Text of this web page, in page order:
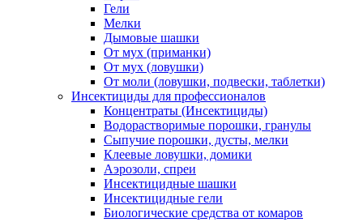
Гели
Мелки
Дымовые шашки
От мух (приманки)
От мух (ловушки)
От моли (ловушки, подвески, таблетки)
Инсектициды для профессионалов
Концентраты (Инсектициды)
Водорастворимые порошки, гранулы
Сыпучие порошки, дусты, мелки
Клеевые ловушки, домики
Аэрозоли, спреи
Инсектицидные шашки
Инсектицидные гели
Биологические средства от комаров